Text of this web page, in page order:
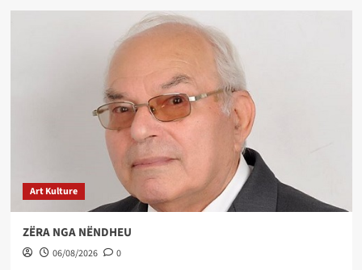
Art Kulture
ZËRA NGA NËNDHEU
06/08/2026 0